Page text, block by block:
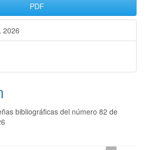
PDF
2026
bibliográficas del número 82 de